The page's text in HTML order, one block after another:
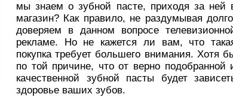
мы знаем о зубной пасте, приходя за ней
магазин? Как правило, не раздумывая
доверяем в данном вопросе
рекламе. Но не кажется ли вам, что
покупка требует большего внимания. Хотя
по той причине, что от верно подобранной
качественной зубной пасты будет
здоровье ваших зубов.